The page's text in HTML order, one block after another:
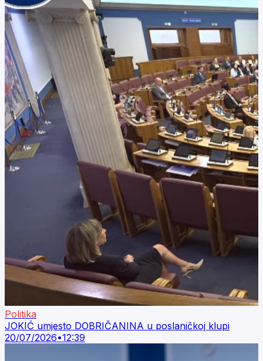
Politika
JOKIĆ umjesto DOBRIČANINA u poslaničkoj klupi
20/07/2026•12:39